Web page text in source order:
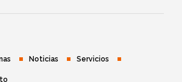
Noticias Servicios